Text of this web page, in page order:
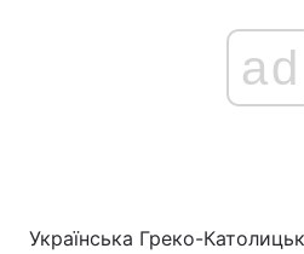
ad
Українська Греко-